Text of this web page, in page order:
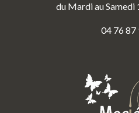
du Mardi au
04 76 87